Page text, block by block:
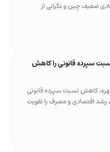
ضعیف چین و نگرانی از
و نسبت سپرده قانونی را کاهش
بهره، کاهش نسبت سپرده قانونی
اقتصادی و مصرف را تقویت